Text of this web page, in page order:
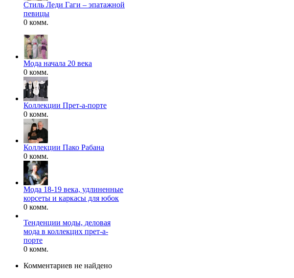
Стиль Леди Гаги – эпатажной
певицы
0 комм.
Мода начала 20 века
0 комм.
Коллекции Прет-а-порте
0 комм.
Коллекции Пако Рабана
0 комм.
Мода 18-19 века, удлиненные
корсеты и каркасы для юбок
0 комм.
Тенденции моды, деловая
мода в коллекцих прет-а-
порте
0 комм.
Комментариев не найдено